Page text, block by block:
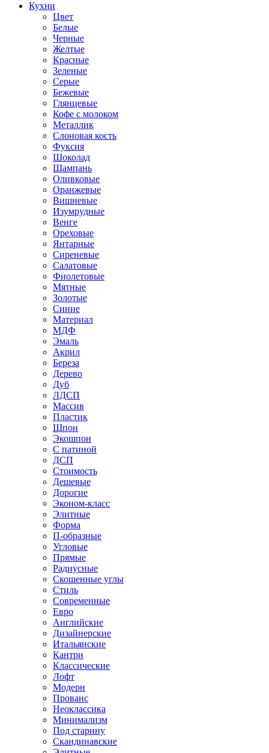
Кухни
Цвет
Белые
Черные
Желтые
Красные
Зеленые
Серые
Бежевые
Глянцевые
Кофе с молоком
Металлик
Слоновая кость
Фуксия
Шоколад
Шампань
Оливковые
Оранжевые
Вишневые
Изумрудные
Венге
Ореховые
Янтарные
Сиреневые
Салатовые
Фиолетовые
Мятные
Золотые
Синие
Материал
МДФ
Эмаль
Акрил
Береза
Дерево
Дуб
ЛДСП
Массив
Пластик
Шпон
Экошпон
С патиной
ДСП
Стоимость
Дешевые
Дорогие
Эконом-класс
Элитные
Форма
П-образные
Угловые
Прямые
Радиусные
Скошенные углы
Стиль
Современные
Евро
Английские
Дизайнерские
Итальянские
Кантри
Классические
Лофт
Модерн
Прованс
Неоклассика
Минимализм
Под старину
Скандинавские